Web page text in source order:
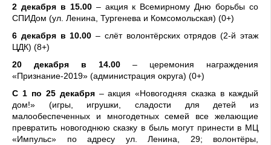
2 декабря в 15.00 – акция к Всемирному Дню борьбы со
СПИДом (ул. Ленина, Тургенева и Комсомольская) (0+)
6 декабря в 10.00– слёт волонтёрских отрядов (2-й этаж
ЦДК) (8+)
20 декабря в 14.00 – церемония награждения
«Признание-2019» (администрация округа) (0+)
С 1 по 25 декабря – акция «Новогодняя сказка в каждый
дом!» (игры, игрушки, сладости для детей из
малообеспеченных и многодетных семей все желающие
превратить новогоднюю сказку в быль могут принести в МЦ
«Импульс» по адресу ул. Ленина, 29; волонтёры,